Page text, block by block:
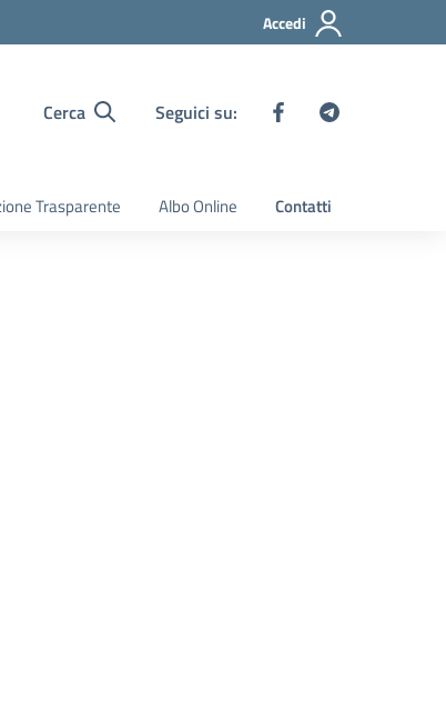
Accedi
Cerca Seguici su:
Trasparente Albo Online Contatti